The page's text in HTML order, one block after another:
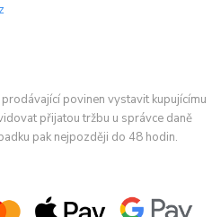
povinen vystavit kupujícímu
přijatou tržbu u správce daně
pak nejpozději do 48 hodin.